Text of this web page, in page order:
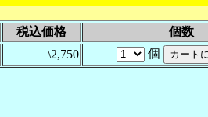
税込価格
個数
\2,750 個